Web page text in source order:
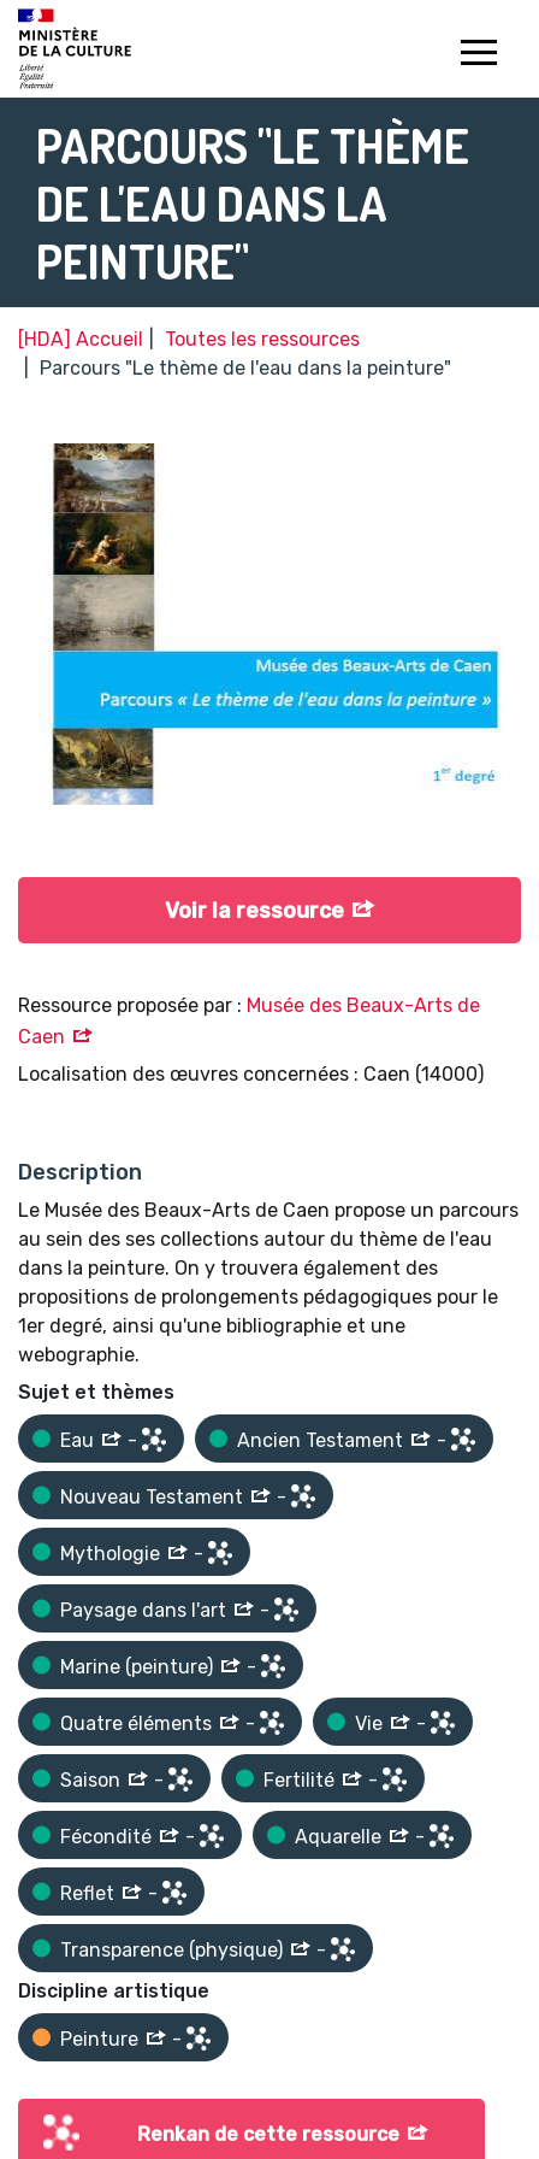
PARCOURS "LE THÈME
DE L'EAU DANS LA
PEINTURE"
[HDA] Accueil
Toutes les ressources
Parcours "Le thème de l'eau dans la peinture"
Ressource proposée par : Musée des Beaux-Arts de
Caen
Localisation des œuvres concernées : Caen (14000)
Description
Le Musée des Beaux-Arts de Caen propose un parcours
au sein des ses collections autour du thème de l'eau
dans la peinture. On y trouvera également des
propositions de prolongements pédagogiques pour le
1er degré, ainsi qu'une bibliographie et une
webographie.
Voir la ressource
Sujet et thèmes
Eau - Ancien Testament -
Nouveau Testament -
Mythologie -
Paysage dans l'art -
Marine (peinture) -
Quatre éléments - Vie -
Saison - Fertilité -
Fécondité - Aquarelle -
Reflet -
Transparence (physique)
-
Discipline artistique
Peinture -
Renkan de cette ressource
Gestion de vos préférences sur les témoins de connexion